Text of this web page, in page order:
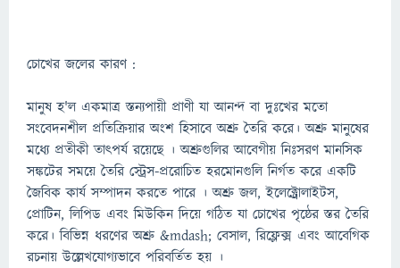
চোখের জলের কারণ :
মানুষ হ'ল একমাত্র স্তন্যপায়ী প্রাণী যা আনন্দ বা দুঃখের মতো
সংবেদনশীল প্রতিক্রিয়ার অংশ হিসাবে অশ্রু তৈরি করে। অশ্রু মানুষের
মধ্যে প্রতীকী তাত্পর্য রয়েছে । অশ্রুগুলির আবেগীয় নিঃসরণ মানসিক
সঙ্কটের সময়ে তৈরি স্ট্রেস-প্ররোচিত হরমোনগুলি নির্গত করে একটি
জৈবিক কার্য সম্পাদন করতে পারে । অশ্রু জল, ইলেক্ট্রোলাইটস,
প্রোটিন, লিপিড এবং মিউকিন দিয়ে গঠিত যা চোখের পৃষ্ঠের স্তর তৈরি
করে। বিভিন্ন ধরণের অশ্রু &mdash; বেসাল, রিফ্লেক্স এবং আবেগিক
রচনায় উল্লেখযোগ্যভাবে পরিবর্তিত হয় ।